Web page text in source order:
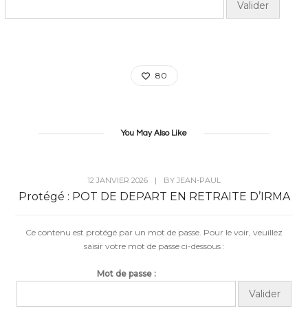
80
You May Also Like
12 JANVIER 2026 | BY JEAN-PAUL
Protégé : POT DE DEPART EN RETRAITE D’IRMA
Ce contenu est protégé par un mot de passe. Pour le voir, veuillez
saisir votre mot de passe ci-dessous :
Mot de passe :